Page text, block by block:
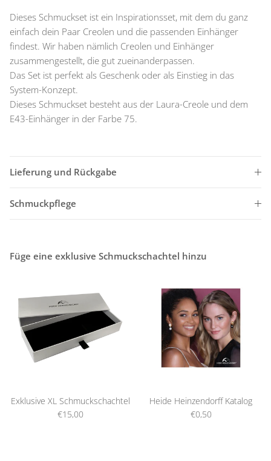
Dieses Schmuckset ist ein Inspirationsset, mit dem du ganz
einfach dein Paar Creolen und die passenden Einhänger
findest. Wir haben nämlich Creolen und Einhänger
zusammengestellt, die gut zueinanderpassen.
Das Set ist perfekt als Geschenk oder als Einstieg in das
System-Konzept.
Dieses Schmuckset besteht aus der Laura-Creole und dem
E43-Einhänger in der Farbe 75.
Lieferung und Rückgabe
Schmuckpflege
Füge eine exklusive Schmuckschachtel hinzu
Exklusive XL Schmuckschachtel
€15,00
Heide Heinzendorff Katalog
€0,50